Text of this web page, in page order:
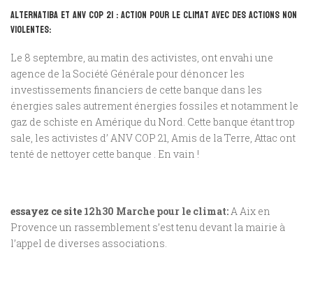
Alternatiba et ANV COP 21 : Action pour le climat avec des actions non
violentes:
Le 8 septembre, au matin des activistes, ont envahi une
agence de la Société Générale pour dénoncer les
investissements financiers de cette banque dans les
énergies sales autrement énergies fossiles et notamment le
gaz de schiste en Amérique du Nord. Cette banque étant trop
sale, les activistes d’ ANV COP 21, Amis de la Terre, Attac ont
tenté de nettoyer cette banque . En vain !
essayez ce site 12h30 Marche pour le climat:A Aix en
Provence un rassemblement s’est tenu devant la mairie à
l’appel de diverses associations.